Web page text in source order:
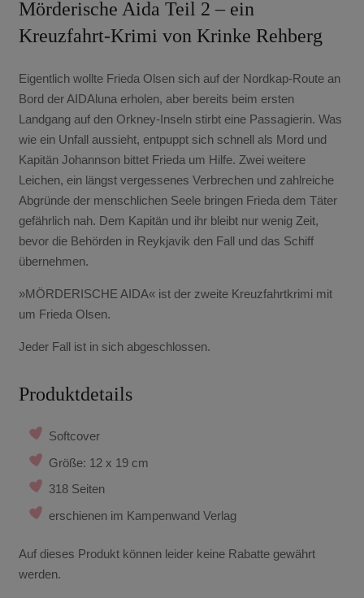
Mörderische Aida Teil 2 – ein
Kreuzfahrt-Krimi von Krinke Rehberg
Eigentlich wollte Frieda Olsen sich auf der Nordkap-Route an
Bord der AIDAluna erholen, aber bereits beim ersten
Landgang auf den Orkney-Inseln stirbt eine Passagierin. Was
wie ein Unfall aussieht, entpuppt sich schnell als Mord und
Kapitän Johannson bittet Frieda um Hilfe. Zwei weitere
Leichen, ein längst vergessenes Verbrechen und zahlreiche
Abgründe der menschlichen Seele bringen Frieda dem Täter
gefährlich nah. Dem Kapitän und ihr bleibt nur wenig Zeit,
bevor die Behörden in Reykjavik den Fall und das Schiff
übernehmen.
»MÖRDERISCHE AIDA« ist der zweite Kreuzfahrtkrimi mit
um Frieda Olsen.
Jeder Fall ist in sich abgeschlossen.
Produktdetails
Softcover
Größe: 12 x 19 cm
318 Seiten
erschienen im Kampenwand Verlag
Auf dieses Produkt können leider keine Rabatte gewährt
werden.